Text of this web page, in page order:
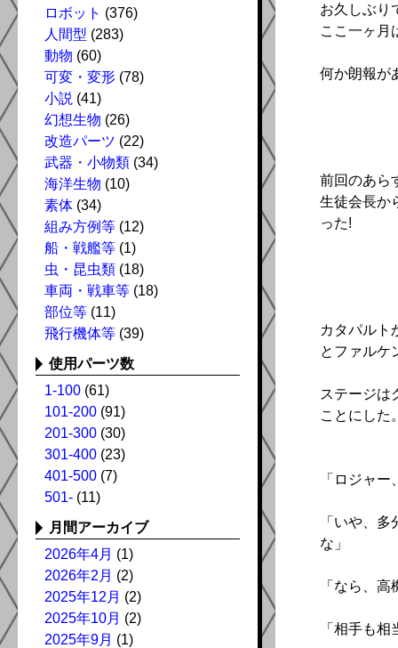
ロボット (376)
人間型 (283)
動物 (60)
可変・変形 (78)
小説 (41)
幻想生物 (26)
改造パーツ (22)
武器・小物類 (34)
海洋生物 (10)
素体 (34)
組み方例等 (12)
船・戦艦等 (1)
虫・昆虫類 (18)
車両・戦車等 (18)
部位等 (11)
飛行機体等 (39)
使用パーツ数
1-100 (61)
101-200 (91)
201-300 (30)
301-400 (23)
401-500 (7)
501- (11)
月間アーカイブ
2026年4月 (1)
2026年2月 (2)
2025年12月 (2)
2025年10月 (2)
2025年9月 (1)
お久しぶり
ここ一ヶ月
何か朗報が
前回のあら
生徒会長か
った!
カタパルト
とファルケ
ステージは
ことにした
「ロジャ
「いや、
な」
「なら、
「相手も